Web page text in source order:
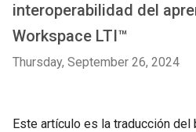
interoperabilidad del
Workspace LTI™
Thursday, September 26, 2024
Este artículo es la traducción del